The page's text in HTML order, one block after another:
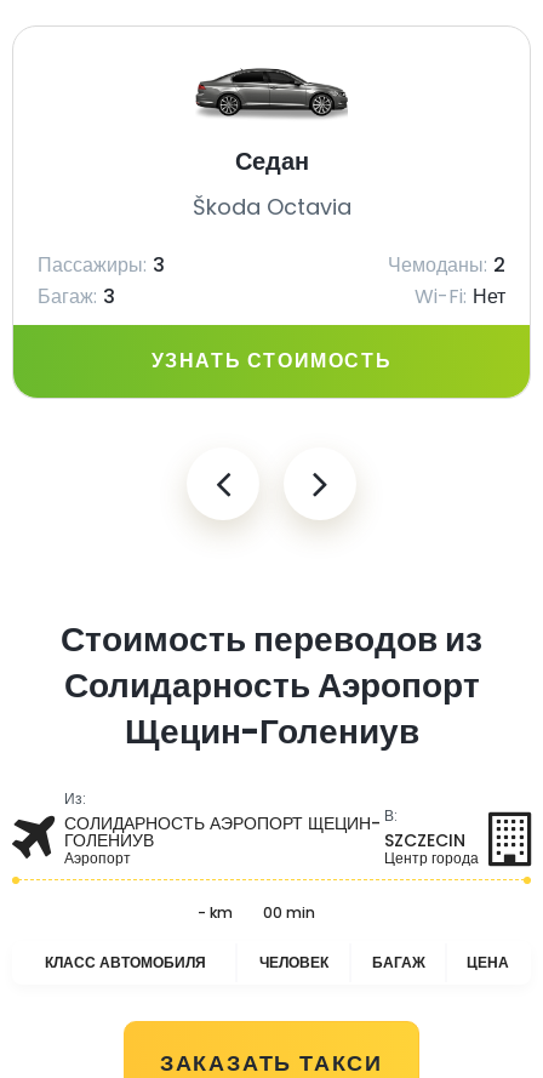
Седан
Škoda Octavia
Пассажиры: 3 Чемоданы: 2
Багаж: 3 Wi-Fi: Нет
УЗНАТЬ СТОИМОСТЬ
Стоимость переводов из
Солидарность Аэропорт
Щецин-Голениув
Из:
СОЛИДАРНОСТЬ АЭРОПОРТ ЩЕЦИН-
ГОЛЕНИУВ
Аэропорт
В:
SZCZECIN
Центр города
- km 00 min
КЛАСС АВТОМОБИЛЯ ЧЕЛОВЕК БАГАЖ ЦЕНА
ЗАКАЗАТЬ ТАКСИ